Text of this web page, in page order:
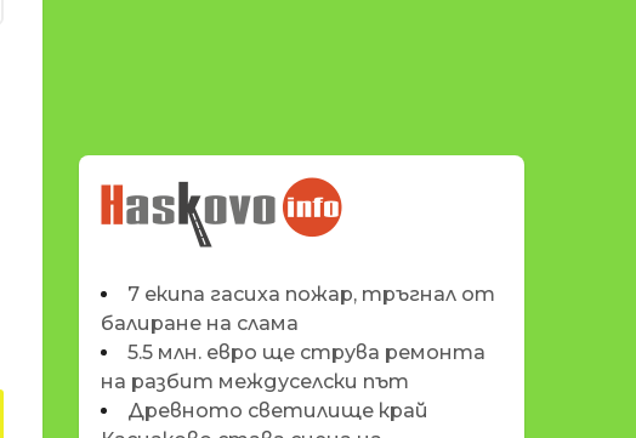
НОВИНИТЕ НА
HASKOVO.INFO
7 екипа гасиха пожар, тръгнал от
балиране на слама
5.5 млн. евро ще струва ремонта
на разбит междуселски път
Древното светилище край